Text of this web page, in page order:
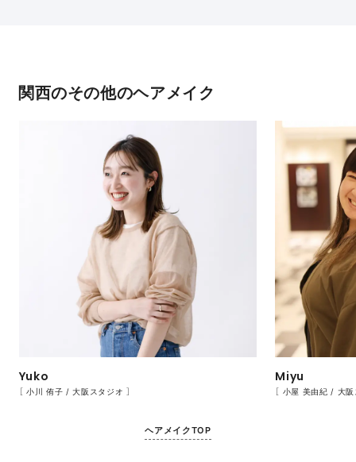
関西のその他のヘアメイク
Yuko
［ 小川 侑子 / 大阪スタジオ ］
Miyu
［ 小屋 美由紀 / 大
ヘアメイクTOP